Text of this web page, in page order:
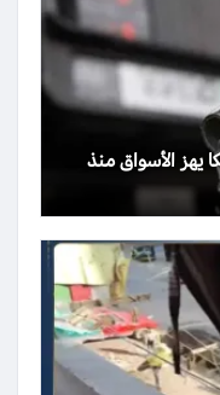
يهز الأسواق منذ